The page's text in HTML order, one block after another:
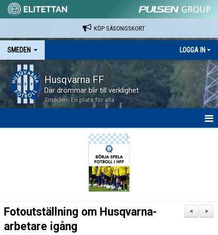
KÖP SÄSONGSKORT
SMEDEN LOGGA IN
Husqvarna FF
Där drömmar blir till verklighet
Smeden- En plats för alla
BOKNINGAR
>
<
Fotoutställning om Husqvarna-
arbetare igång